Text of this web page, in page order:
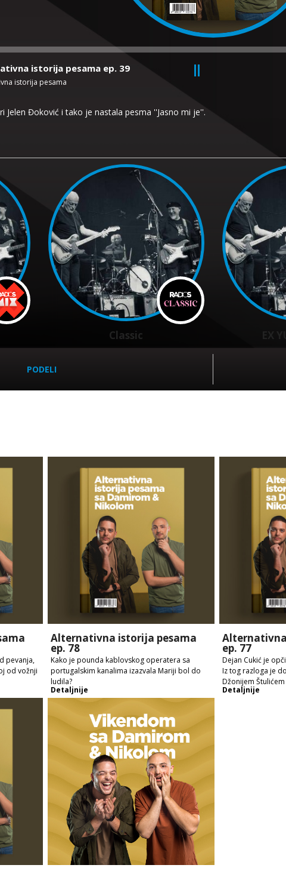
istorija pesama ep. 39
istorija pesama
Jelen Đoković i tako je nastala pesma ''Jasno mi je''.
Classic
PODELI
pevanja,
od vožnji
Alternativna istorija pesama
ep. 78
Kako je pounda kablovskog operatera sa
portugalskim kanalima izazvala Mariji bol do
ludila?
Detaljnije
ep. 77
Dejan Cukić je
Iz tog razloga je
Džonijem
Detaljnije